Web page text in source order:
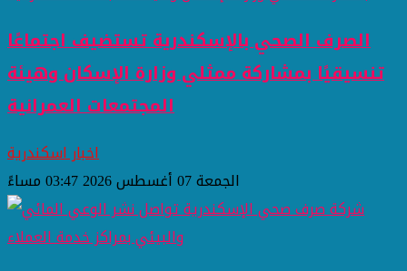
الصرف الصحي بالإسكندرية تستضيف اجتماعًا
تنسيقيًا بمشاركة ممثلي وزارة الإسكان وهيئة
المجتمعات العمرانية
اخبار اسكندرية
الجمعة 07 أغسطس 2026 03:47 مساءً